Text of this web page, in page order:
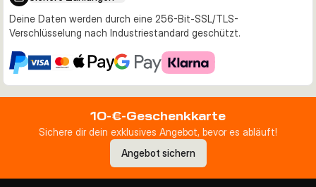
Deine Daten werden durch eine 256-Bit-SSL/TLS-
Verschlüsselung nach Industriestandard geschützt.
10-€-Geschenkkarte
Sichere dir dein exklusives Angebot, bevor es abläuft!
Angebot sichern